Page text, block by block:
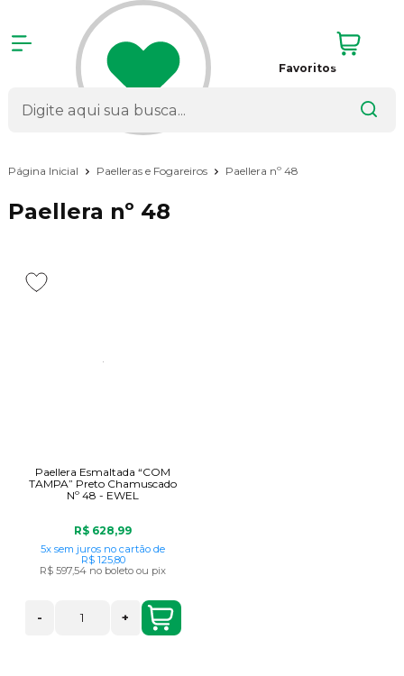
Favoritos
Página Inicial Paelleras e Fogareiros Paellera nº 48
Paellera nº 48
Paellera Esmaltada “COM
TAMPA” Preto Chamuscado
Nº 48 - EWEL
R$ 628,99
5x sem juros no cartão de
R$ 125,80
R$ 597,54 no boleto ou pix
- +